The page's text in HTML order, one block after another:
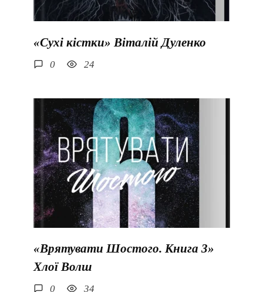
«Сухі кістки» Віталій Дуленко
0 24
«Врятувати Шостого. Книга 3»
Хлої Волш
0 34